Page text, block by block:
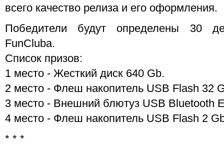
всего качество релиза и его оформления.
Победители будут определены 30
FunCluba.
Список призов:
1 место - Жесткий диск 640 Gb.
2 место - Флеш накопитель USB Flash 32
3 место - Внешний блютуз USB Bluetooth
4 место - Флеш накопитель USB Flash 2
* * *